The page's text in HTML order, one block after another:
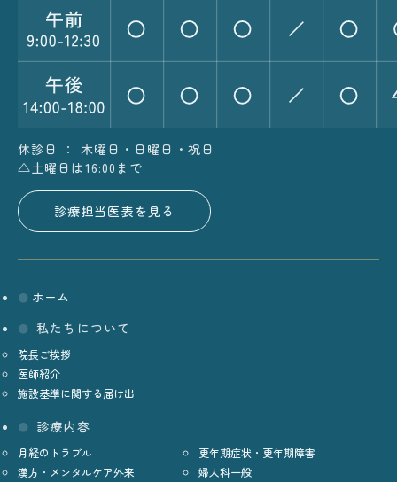
休診日 ： 木曜日・日曜日・祝日
△土曜日は16:00まで
診療担当医表を見る
ホーム
私たちについて
院長ご挨拶
医師紹介
施設基準に関する届け出
診療内容
月経のトラブル
更年期症状・更年期障害
漢方・メンタルケア外来
婦人科一般